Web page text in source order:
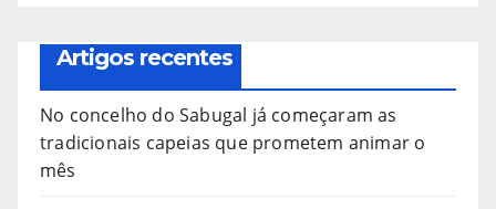
Artigos recentes
No concelho do Sabugal já começaram as
tradicionais capeias que prometem animar o
mês